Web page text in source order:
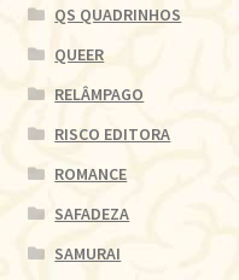
QS QUADRINHOS
QUEER
RELÂMPAGO
RISCO EDITORA
ROMANCE
SAFADEZA
SAMURAI